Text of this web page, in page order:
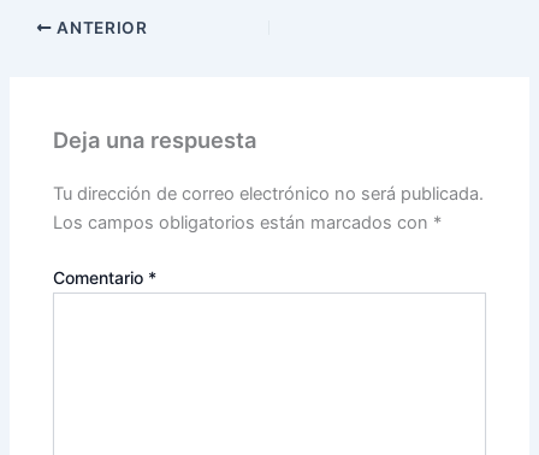
ANTERIOR
Deja una respuesta
Tu dirección de correo electrónico no será publicada.
Los campos obligatorios están marcados con *
Comentario *